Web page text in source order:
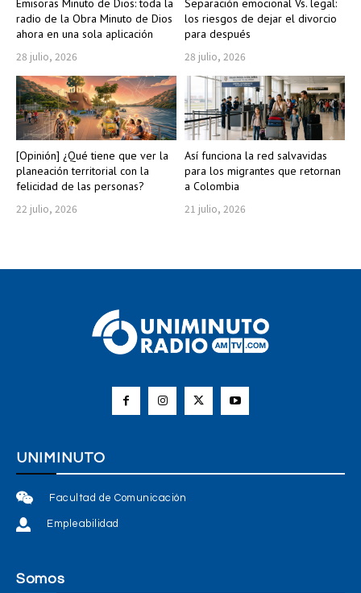
Emisoras Minuto de Dios: toda la
radio de la Obra Minuto de Dios
ahora en una sola aplicación
28 julio, 2026
Separación emocional Vs. legal:
los riesgos de dejar el divorcio
para después
28 julio, 2026
[Opinión] ¿Qué tiene que ver la
planeación territorial con la
felicidad de las personas?
22 julio, 2026
Así funciona la red salvavidas
para los migrantes que retornan
a Colombia
21 julio, 2026
UNIMINUTO
Facultad de Comunicación
Empleabilidad
Somos